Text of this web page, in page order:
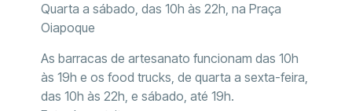
Quarta a sábado, das 10h às 22h, na Praça
Oiapoque
As barracas de artesanato funcionam das 10h
às 19h e os food trucks, de quarta a sexta-feira,
das 10h às 22h, e sábado, até 19h.